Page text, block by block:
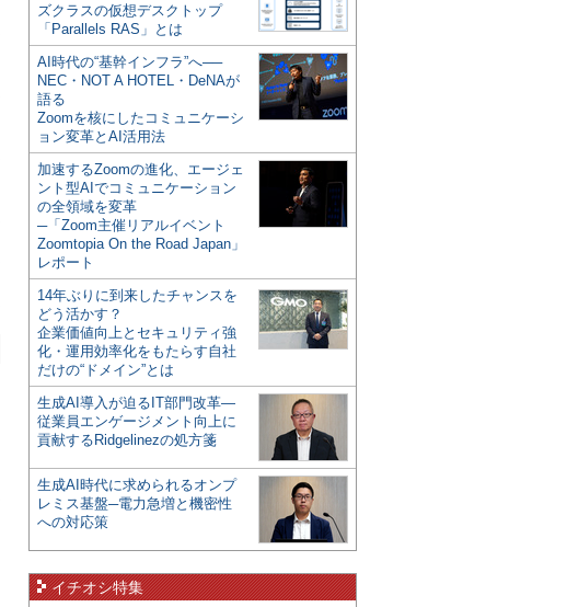
ズクラスの仮想デスクトップ
「Parallels RAS」とは
AI時代の“基幹インフラ”へ──
NEC・NOT A HOTEL・DeNAが
語る
Zoomを核にしたコミュニケーシ
ョン変革とAI活用法
加速するZoomの進化、エージェ
ント型AIでコミュニケーション
の全領域を変革
─「Zoom主催リアルイベント
Zoomtopia On the Road Japan」
レポート
14年ぶりに到来したチャンスを
どう活かす？
企業価値向上とセキュリティ強
化・運用効率化をもたらす自社
だけの“ドメイン”とは
生成AI導入が迫るIT部門改革―
従業員エンゲージメント向上に
貢献するRidgelinezの処方箋
生成AI時代に求められるオンプ
レミス基盤─電力急増と機密性
への対応策
イチオシ特集